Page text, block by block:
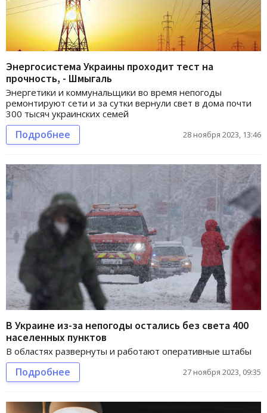
Энергосистема Украины проходит тест на
прочность, - Шмыгаль
Энергетики и коммунальщики во время непогоды
ремонтируют сети и за сутки вернули свет в дома почти
300 тысяч украинских семей
Подробнее 28 ноября 2023, 13:46
В Украине из-за непогоды остались без света 400
населенных пунктов
В областях развернуты и работают оперативные штабы
Подробнее 27 ноября 2023, 09:35